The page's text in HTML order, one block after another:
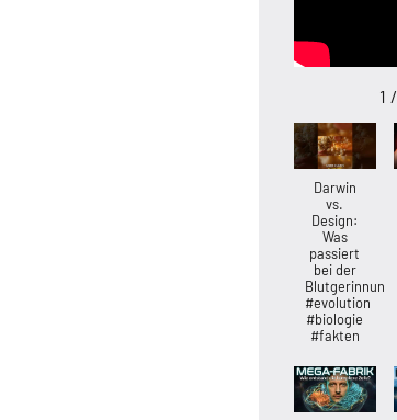
1 /
Darwin
vs.
Design:
Was
passiert
bei der
Blutgerinnung?
#evolution
#biologie
#fakten